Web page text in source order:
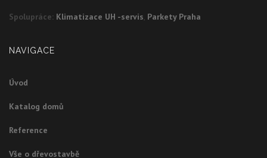
Spolupráce: Klimatizace UH -servis Parkety Praha
NAVIGACE
Úvod
Katalog domů
Reference
Vše o dřevostavbě